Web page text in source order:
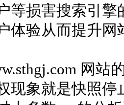
等损害搜索引
体验从而提升
网站
现象就是快照